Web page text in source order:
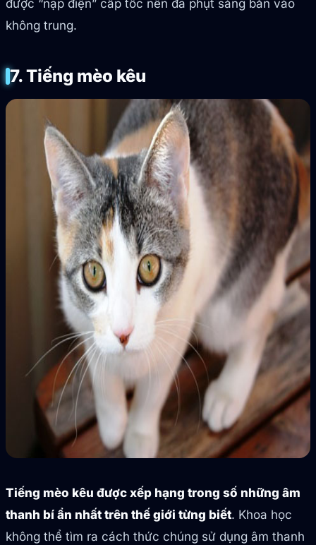
được “nạp điện” cấp tốc nên đã phụt sáng bắn vào
không trung.
7. Tiếng mèo kêu
Tiếng mèo kêu được xếp hạng trong số những âm
thanh bí ẩn nhất trên thế giới từng biết. Khoa học
không thể tìm ra cách thức chúng sử dụng âm thanh